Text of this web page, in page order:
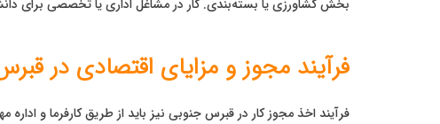
بخش کشاورزی یا بسته‌بندی. کار در مشاغل اداری یا تخصصی برای
فرآیند مجوز و مزایای اقتصادی در
فرآیند اخذ مجوز کار در قبرس جنوبی نیز باید از طریق کارفرما و